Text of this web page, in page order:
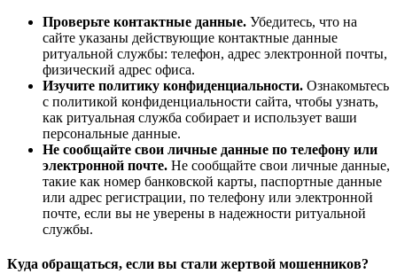
Проверьте контактные данные. Убедитесь, что на
сайте указаны действующие контактные данные
ритуальной службы: телефон, адрес электронной почты,
физический адрес офиса.
Изучите политику конфиденциальности. Ознакомьтесь
с политикой конфиденциальности сайта, чтобы узнать,
как ритуальная служба собирает и использует ваши
персональные данные.
Не сообщайте свои личные данные по телефону или
электронной почте. Не сообщайте свои личные данные,
такие как номер банковской карты, паспортные данные
или адрес регистрации, по телефону или электронной
почте, если вы не уверены в надежности ритуальной
службы.
Куда обращаться, если вы стали жертвой мошенников?